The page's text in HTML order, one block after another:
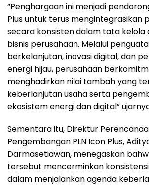
“Penghargaan ini menjadi
Plus untuk terus mengintegrasikan
secara konsisten dalam tata kelola
bisnis perusahaan. Melalui
berkelanjutan, inovasi digital, dan
energi hijau, perusahaan
menghadirkan nilai tambah yang
keberlanjutan usaha serta
ekosistem energi dan digital”
Sementara itu, Direktur
Pengembangan PLN Icon Plus,
Darmasetiawan, menegaskan
tersebut mencerminkan
dalam menjalankan agenda